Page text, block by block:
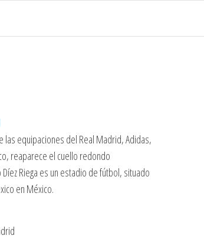
equipaciones del Real Madrid, Adidas,
reaparece el cuello redondo
Riega es un estadio de fútbol, situado
en México.